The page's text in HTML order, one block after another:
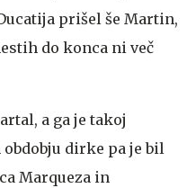
prišel še Martin,
do konca ni več
a ga je takoj
dirke pa je bil
Marqueza in